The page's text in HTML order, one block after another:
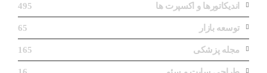
اندیکاتورها و اکسپرت ها 495
توسعه بازار 65
مجله پزشکی 165